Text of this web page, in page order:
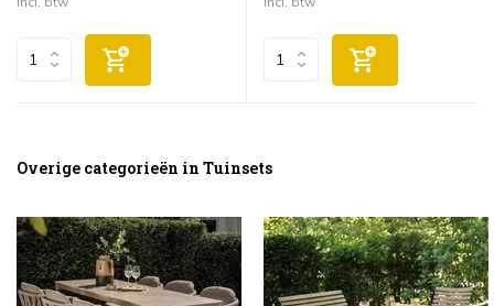
Overige categorieën in Tuinsets